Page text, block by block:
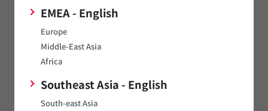
EMEA - English
Europe
Middle-East Asia
Africa
Southeast Asia - English
South-east Asia
Website
株式会社鯖江村田製作所